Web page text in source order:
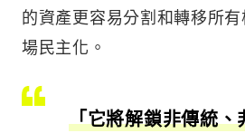
的資產更容易分割和轉移所
場民主化。
「它將解鎖非傳統、